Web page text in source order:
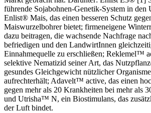
führende Sojabohnen-Genetik-System in
Enlist® Mais, das einen besseren Schutz
Maiswurzelbohrer bietet; firmeneigene
dazu beitragen, die wachsende Nachfrage
befriedigen und den LandwirtInnen
Einnahmequelle zu erschließen; Reklemel™
selektive Nematizid seiner Art, das
gesundes Gleichgewicht nützlicher
aufrechterhält; Adavelt™ active, das einen
gegen mehr als 20 Krankheiten bei mehr als
und Utrisha™ N, ein Biostimulans, das
der Luft bindet.